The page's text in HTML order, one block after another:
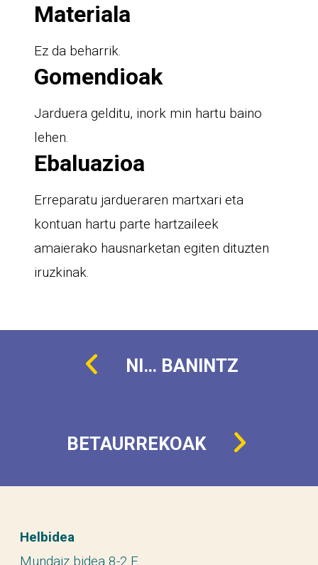
Materiala
Ez da beharrik.
Gomendioak
Jarduera gelditu, inork min hartu baino
lehen.
Ebaluazioa
Erreparatu jardueraren martxari eta
kontuan hartu parte hartzaileek
amaierako hausnarketan egiten dituzten
iruzkinak.
NI… BANINTZ
BETAURREKOAK
Helbidea
Mundaiz bidea 8-2.E